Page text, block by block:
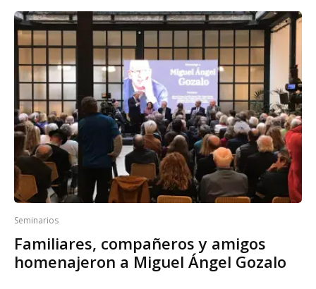
Seminarios
Familiares, compañeros y amigos
homenajeron a Miguel Ángel Gozalo